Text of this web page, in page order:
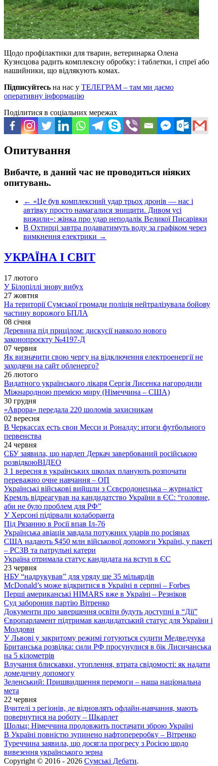
Щодо профілактики для тварин, ветеринарка Олена
Кузнєцова радить комплексну обробку: і таблетки, і спреї або
нашийники, що відлякують комах.
Підписуйтесь на нас у ТЕЛЕГРАМ – там ми даємо
оперативну інформацію
Поділитися в соціальних мережах
Опитування
Вибачте, в даний час не проводиться ніяких
опитувань.
← «Це був комплексний удар трьох дронів — нас і
автівку просто намагалися знищити. Дивом усі
вижили»: жінка про удар неподалік Великої Писарівки
В Охтирці завтра подаватимуть воду за графіком через
вимкнення електрики →
УКРАЇНА І СВІТ
17 лютого
У Білопіллі знову вибух
27 жовтня
На території Сумської громади поліція нейтралізувала бойову
частину ворожого БПЛА
08 січня
Деревина під прицілом: дискусії навколо нового
законопроєкту №4197-Д
07 червня
Як визначити свою чергу на відключення електроенергії не
заходячи на сайт обленерго?
26 лютого
Видатного українського лікаря Сергія Лисенка нагородили
Міжнародною премією миру (Німеччина – США)
30 грудня
«Аврора» передала 220 шоломів захисникам
02 вересня
В Черкассах есть свои Месси и Роналду: итоги футбольного
первенства
24 червня
СБУ заявила, що нардеп Деркач завербований російською
розвідкоюВІДЕО
З 1 вересня в українських школах планують розпочати
переважно очне навчання – ОП
Українські військові вийшли з Сєвєродонецька – журналіст
Кремль відреагував на кандидатство України в ЄС: “головне,
аби не було проблем для РФ”
У Херсоні підірвали колаборанта
Під Рязанню в Росії впав Іл-76
Українська авіація завдала потужних ударів по росіянах
США надають $450 млн військової допомоги Україні, у пакеті
– РСЗВ та патрульні катери
Україна отримала статус кандидата на вступ в ЄС
23 червня
НБУ “надрукував” для уряду ще 35 мільярдів
McDonald’s може відкритися в Україні в серпні – Forbes
Перші американські HIMARS вже в Україні – Резніков
Суд заборонив партію Вітренко
Документи про завершення освіти будуть доступні в “Дії”
Європарламент підтримав кандидатський статус для України і
Молдови
У Львові у закритому режимі готуються судити Медведчука
Британська розвідка: сили РФ просунулися в бік Лисичанська
на 5 кілометрів
Влучання блискавки, утоплення, втрата свідомості: як надати
домедичну допомогу
Зеленський: Пришвидшення перемоги – наша національна
мета
22 червня
Вчителі з регіонів, де відновлять офлайн-навчання, мають
повернутися на роботу – Шкарлет
Шольц: Німеччина продовжить постачати зброю Україні
В Україні повністю зупинено нафтопереробку – Вітренко
Туреччина заявила, що досягла прогресу з Росією щодо
вивезення українського зерна
Copyright © 2016 - 2026 Сумські Дебати.